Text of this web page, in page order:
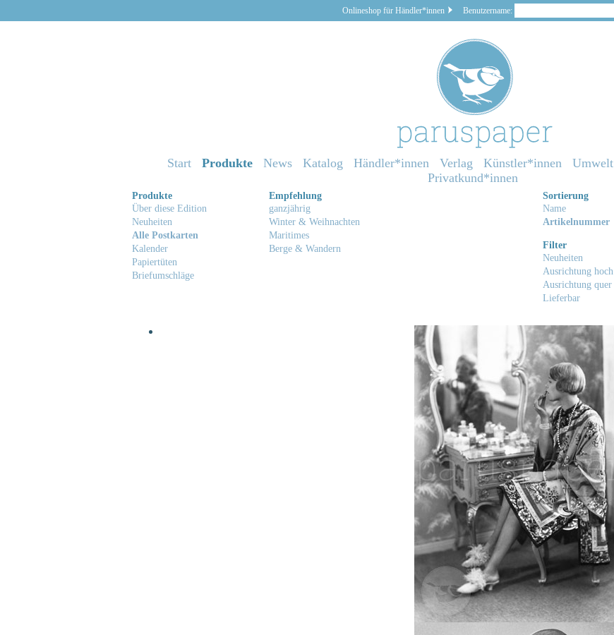
Onlineshop für Händler*innen Benutzername:
Start Produkte News Katalog Händler*innen Verlag Künstler*innen Umwelt
Privatkund*innen
Produkte
Über diese Edition
Neuheiten
Alle Postkarten
Kalender
Papiertüten
Briefumschläge
Empfehlung
ganzjährig
Winter & Weihnachten
Maritimes
Berge & Wandern
Sortierung
Name
Artikelnummer
Filter
Neuheiten
Ausrichtung hoch
Ausrichtung quer
Lieferbar